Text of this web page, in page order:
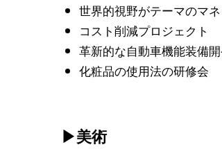
世界的視野がテーマのマ
コスト削減プロジェクト
革新的な自動車機能装備
化粧品の使用法の研修会
▶美術